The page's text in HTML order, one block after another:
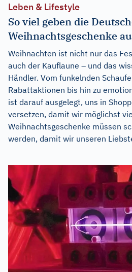
Leben & Lifestyle
So viel geben die
Weihnachtsgeschenke
Weihnachten ist nicht nur das
auch der Kauflaune – und das
Händler. Vom funkelnden
Rabattaktionen bis hin zu
ist darauf ausgelegt, uns in
versetzen, damit wir möglichst
Weihnachtsgeschenke müssen
werden, damit wir unseren